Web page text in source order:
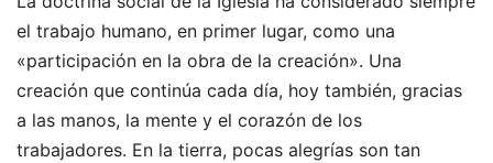
el trabajo humano, en primer lugar, como una
«participación en la obra de la creación». Una
creación que continúa cada día, hoy también, gracias
a las manos, la mente y el corazón de los
trabajadores. En la tierra, pocas alegrías son tan